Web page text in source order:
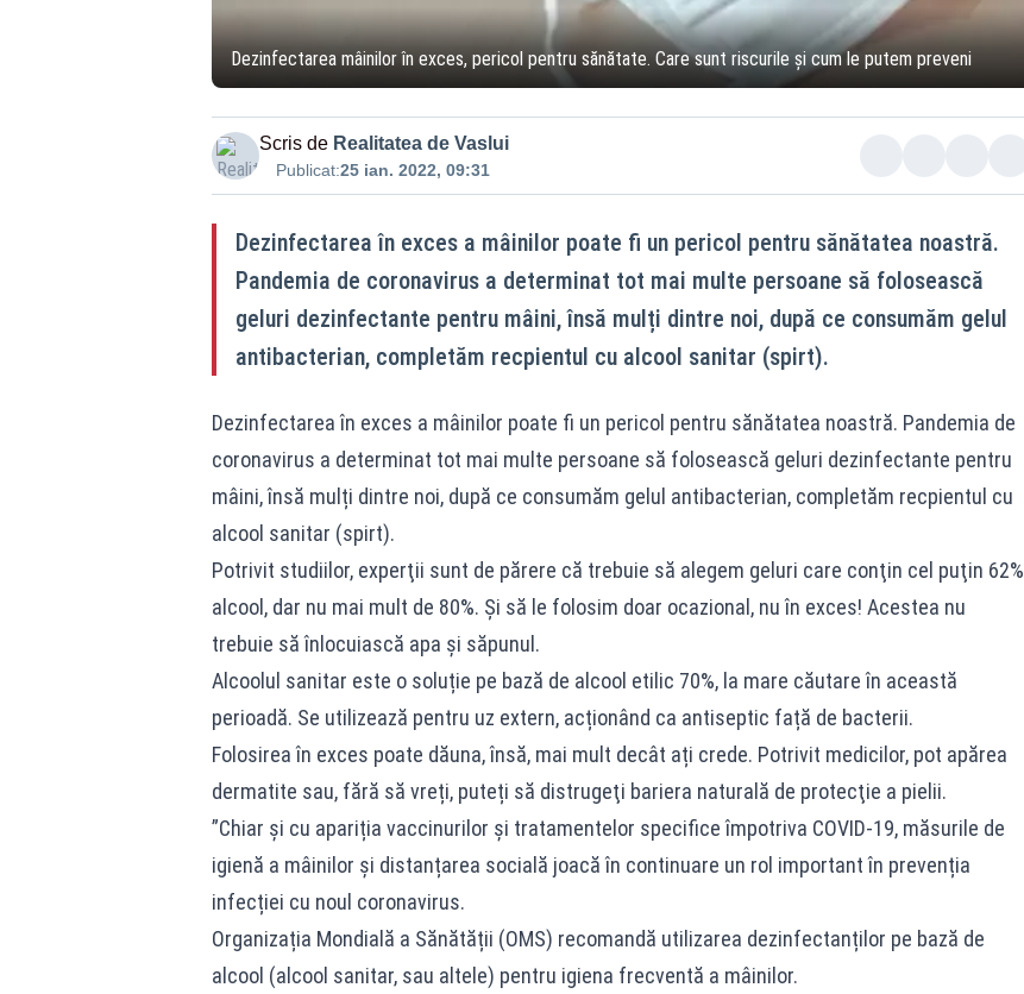
Dezinfectarea mâinilor în exces, pericol pentru sănătate. Care sunt riscurile și cum le putem preveni
Scris de Realitatea de Vaslui
Publicat:25 ian. 2022, 09:31
Dezinfectarea în exces a mâinilor poate fi un pericol pentru sănătatea noastră.
Pandemia de coronavirus a determinat tot mai multe persoane să folosească
geluri dezinfectante pentru mâini, însă mulți dintre noi, după ce consumăm gelul
antibacterian, completăm recpientul cu alcool sanitar (spirt).
Dezinfectarea în exces a mâinilor poate fi un pericol pentru sănătatea noastră. Pandemia de
coronavirus a determinat tot mai multe persoane să folosească geluri dezinfectante pentru
mâini, însă mulți dintre noi, după ce consumăm gelul antibacterian, completăm recpientul cu
alcool sanitar (spirt).
Potrivit studiilor, experţii sunt de părere că trebuie să alegem geluri care conţin cel puţin 62%
alcool, dar nu mai mult de 80%. Şi să le folosim doar ocazional, nu în exces! Acestea nu
trebuie să înlocuiască apa şi săpunul.
Alcoolul sanitar este o soluție pe bază de alcool etilic 70%, la mare căutare în această
perioadă. Se utilizează pentru uz extern, acționând ca antiseptic față de bacterii.
Folosirea în exces poate dăuna, însă, mai mult decât ați crede. Potrivit medicilor, pot apărea
dermatite sau, fără să vreți, puteți să distrugeţi bariera naturală de protecţie a pielii.
”Chiar și cu apariția vaccinurilor și tratamentelor specifice împotriva COVID-19, măsurile de
igienă a mâinilor și distanțarea socială joacă în continuare un rol important în prevenția
infecției cu noul coronavirus.
Organizația Mondială a Sănătății (OMS) recomandă utilizarea dezinfectanților pe bază de
alcool (alcool sanitar, sau altele) pentru igiena frecventă a mâinilor.